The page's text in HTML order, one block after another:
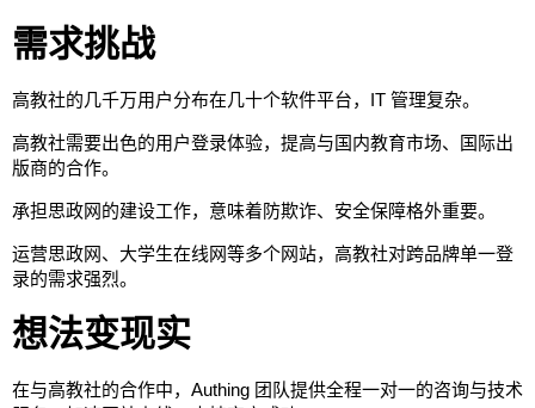
需求挑战
高教社的几千万用户分布在几十个软件平台，IT 管理复杂。
高教社需要出色的用户登录体验，提高与国内教育市场、国际出
版商的合作。
承担思政网的建设工作，意味着防欺诈、安全保障格外重要。
运营思政网、大学生在线网等多个网站，高教社对跨品牌单一登
录的需求强烈。
想法变现实
在与高教社的合作中，Authing 团队提供全程一对一的咨询与技术